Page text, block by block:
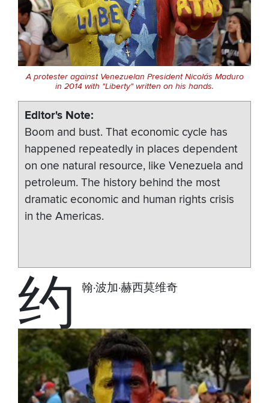
A protester against Venezuelan President Nicolás Maduro
in 2014 with "Liberty" written on his hands.
Editor's Note
Boom and bust. That economic cycle has
happened repeatedly in places dependent
on one natural resource, like Venezuela and
petroleum. The history behind the most
dramatic economic and human rights crisis
in the Americas.
约 翰·波加·赫西莫维奇